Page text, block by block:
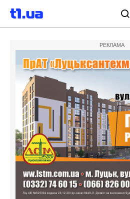
РЕКЛАМА